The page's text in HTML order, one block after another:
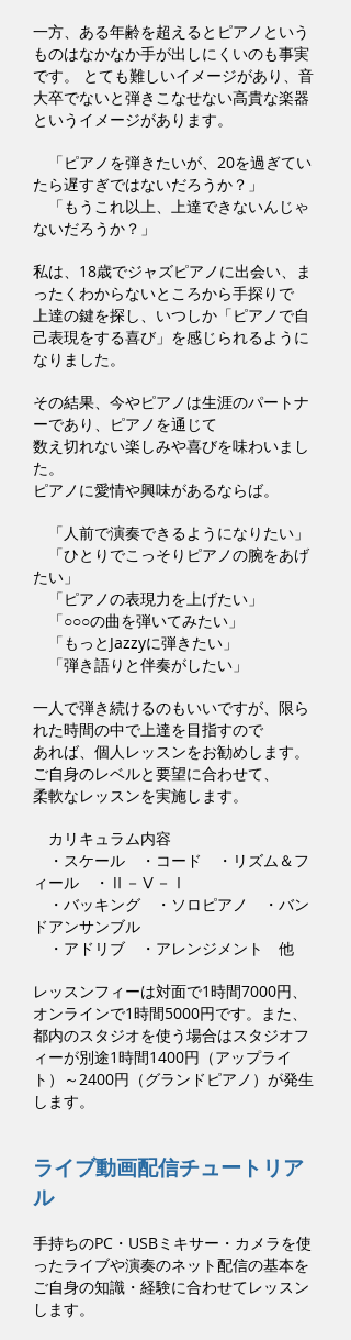
一方、ある年齢を超えるとピアノという
ものはなかなか手が出しにくいのも事実
です。 とても難しいイメージがあり、音
大卒でないと弾きこなせない高貴な楽器
というイメージがあります。
「ピアノを弾きたいが、20を過ぎてい
たら遅すぎではないだろうか？」
「もうこれ以上、上達できないんじゃ
ないだろうか？」
私は、18歳でジャズピアノに出会い、ま
ったくわからないところから手探りで
上達の鍵を探し、いつしか「ピアノで自
己表現をする喜び」を感じられるように
なりました。
その結果、今やピアノは生涯のパートナ
ーであり、ピアノを通じて
数え切れない楽しみや喜びを味わいまし
た。
ピアノに愛情や興味があるならば。
「人前で演奏できるようになりたい」
「ひとりでこっそりピアノの腕をあげ
たい」
「ピアノの表現力を上げたい」
「○○○の曲を弾いてみたい」
「もっとJazzyに弾きたい」
「弾き語りと伴奏がしたい」
一人で弾き続けるのもいいですが、限ら
れた時間の中で上達を目指すので
あれば、個人レッスンをお勧めします。
ご自身のレベルと要望に合わせて、
柔軟なレッスンを実施します。
カリキュラム内容
・スケール ・コード ・リズム＆フ
ィール ・Ⅱ－Ⅴ－Ⅰ
・バッキング ・ソロピアノ ・バン
ドアンサンブル
・アドリブ ・アレンジメント 他
レッスンフィーは対面で1時間7000円、
オンラインで1時間5000円です。また、
都内のスタジオを使う場合はスタジオフ
ィーが別途1時間1400円（アップライ
ト）～2400円（グランドピアノ）が発生
します。
ライブ動画配信チュートリア
ル
手持ちのPC・USBミキサー・カメラを使
ったライブや演奏のネット配信の基本を
ご自身の知識・経験に合わせてレッスン
します。